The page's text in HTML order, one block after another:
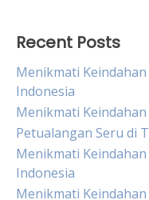
Recent Posts
Menikmati
Indonesia
Menikmati
Petualangan Seru di
Menikmati
Indonesia
Menikmati